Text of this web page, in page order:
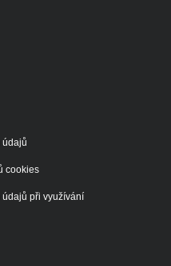
údajů
cookies
při využívání